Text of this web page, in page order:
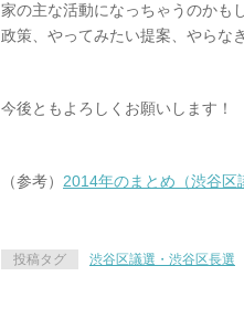
家の主な活動になっちゃうのかも
政策、やってみたい提案、やらな
今後ともよろしくお願いします！
（参考） 2014年のまとめ（渋谷区
投稿タグ 渋谷区議選・渋谷区長選